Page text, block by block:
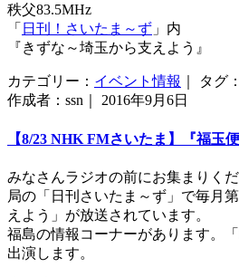
秩父83.5MHz
「 日刊！さいたま～ず 」内
『きずな～埼玉から支えよう』
カテゴリー： イベント情報 ｜ タグ：
作成者：ssn｜ 2016年9月6日
【8/23 NHK FMさいたま】『福玉
みなさんラジオの前にお集まりく
局の「日刊さいたま～ず」で毎月
えよう」が放送されています。
福島の情報コーナーがあります。
出演します。